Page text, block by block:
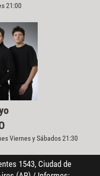
21:00
Viernes y Sábados 21:30
1543, Ciudad de